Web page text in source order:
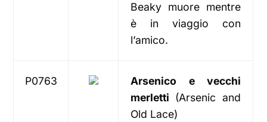
Beaky muore mentre
è in viaggio con
l’amico.
P0763
Arsenico e vecchi
merletti (Arsenic and
Old Lace)